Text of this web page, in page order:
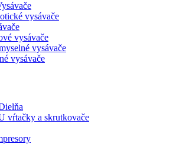
vysávače
vysávače
vysávače
vysávače
vŕtačky a skrutkovače